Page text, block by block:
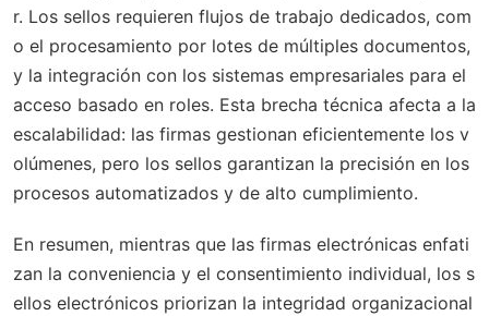
r. Los sellos requieren flujos de trabajo dedicados, com
o el procesamiento por lotes de múltiples documentos,
y la integración con los sistemas empresariales para el
acceso basado en roles. Esta brecha técnica afecta a la
escalabilidad: las firmas gestionan eficientemente los v
olúmenes, pero los sellos garantizan la precisión en los
procesos automatizados y de alto cumplimiento.
En resumen, mientras que las firmas electrónicas enfati
zan la conveniencia y el consentimiento individual, los s
ellos electrónicos priorizan la integridad organizacional